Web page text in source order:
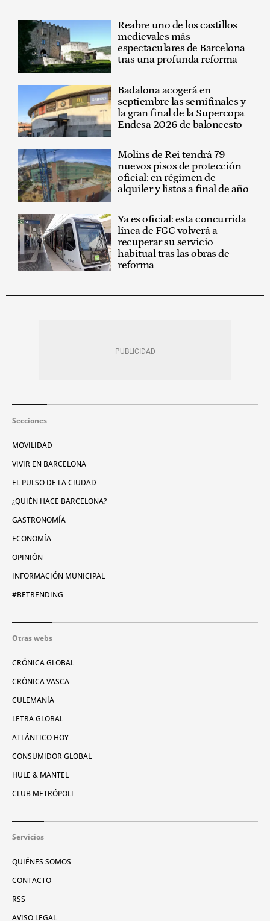
Reabre uno de los castillos
medievales más
espectaculares de Barcelona
tras una profunda reforma
Badalona acogerá en
septiembre las semifinales y
la gran final de la Supercopa
Endesa 2026 de baloncesto
Molins de Rei tendrá 79
nuevos pisos de protección
oficial: en régimen de
alquiler y listos a final de año
Ya es oficial: esta concurrida
línea de FGC volverá a
recuperar su servicio
habitual tras las obras de
reforma
Secciones
MOVILIDAD
VIVIR EN BARCELONA
EL PULSO DE LA CIUDAD
¿QUIÉN HACE BARCELONA?
GASTRONOMÍA
ECONOMÍA
OPINIÓN
INFORMACIÓN MUNICIPAL
#BETRENDING
Otras webs
CRÓNICA GLOBAL
CRÓNICA VASCA
CULEMANÍA
LETRA GLOBAL
ATLÁNTICO HOY
CONSUMIDOR GLOBAL
HULE & MANTEL
CLUB METRÓPOLI
Servicios
QUIÉNES SOMOS
CONTACTO
RSS
AVISO LEGAL